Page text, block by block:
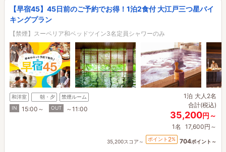
【早宿45】45日前のご予約でお得！1泊2食付 大江戸三つ星バイ
キングプラン
【禁煙】スーペリア和ベッドツイン3名定員シャワーのみ
和洋室 朝・夕
禁煙ルーム
IN
15:00～ OUT ～11:00
1泊 大人2名
合計(税込)
35,200円～
1名 17,600円～
35,200スコア～ ポイント 2% 704ポイント～